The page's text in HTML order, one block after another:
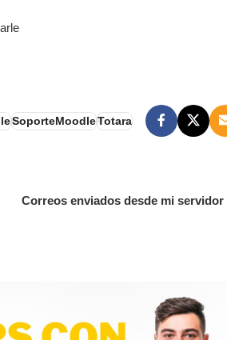
SoporteMoodleTotara
Correos enviados desde mi servidor